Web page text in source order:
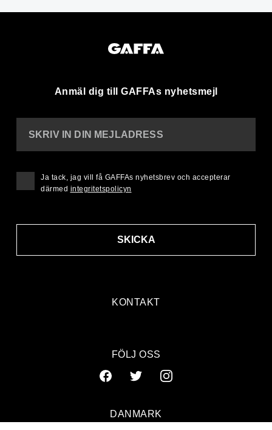
Anmäl dig till GAFFAs nyhetsmejl
KONTAKT
SKRIV IN DIN MEJLADRESS
SKICKA
Ja tack, jag vill få GAFFAs nyhetsbrev och accepterar
därmed integritetspolicyn
FÖLJ OSS
DANMARK